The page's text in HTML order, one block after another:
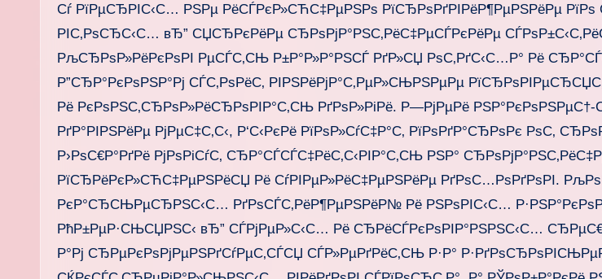
Сѓ РїРµСЂРІС‹С… РЅРµ РёСЃРєР»СЋС‡РµРЅРѕ РїСЂРѕРґРІРёР¶РµРЅРёРµ РїРѕ
РІС‚РѕСЂС‹С… вЂ” СЏСЂРєРёРµ СЂРѕРјР°РЅС‚РёС‡РµСЃРєРёРµ
РљСЂРѕР»РёРєРѕРІ РµСЃС‚СЊ Р±Р°Р»Р°РЅСЃ РґР»СЏ РѕС‚РґС‹С…Р° Рё
Р”СЂР°РєРѕРЅР°Рј СЃС‚РѕРёС‚ РІРЅРёРјР°С‚РµР»СЊРЅРµРµ
Рё РєРѕРЅС‚СЂРѕР»РёСЂРѕРІР°С‚СЊ РґРѕР»РіРё. Р—РјРµРё РЅР°РєРѕРЅРµС†-
РґР°РІРЅРёРµ РјРµС‡С‚С‹, Р‘С‹РєРё РїРѕР»СѓС‡Р°С‚ РїРѕРґР°СЂРѕРє РѕС‚
Р›РѕС€Р°РґРё РјРѕРіСѓС‚ СЂР°СЃСЃС‡РёС‚С‹РІР°С‚СЊ РЅР°
РїСЂРёРєР»СЋС‡РµРЅРёСЏ Рё СѓРІРµР»РёС‡РµРЅРёРµ РґРѕС…РѕРґРѕРІ.
РєР°СЂСЊРµСЂРЅС‹С… РґРѕСЃС‚РёР¶РµРЅРёР№ Рё РЅРѕРІС‹С…
РћР±РµР·СЊСЏРЅС‹ вЂ” СЃРјРµР»С‹С… Рё СЂРёСЃРєРѕРІР°РЅРЅС‹С…
Р°Рј СЂРµРєРѕРјРµРЅРґСѓРµС‚СЃСЏ СЃР»РµРґРёС‚СЊ Р·Р°